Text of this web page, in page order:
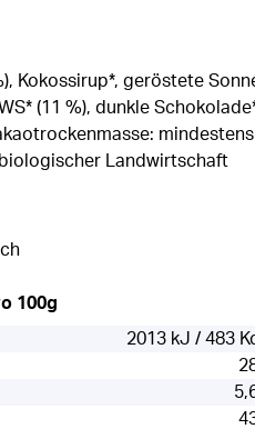
Kokossirup*, geröstete
(11 %), dunkle
Landwirtschaft
100g
2013 kJ / 483